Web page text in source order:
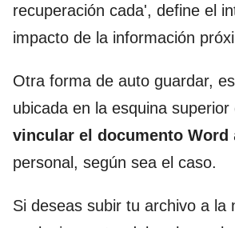
recuperación cada', define el
impacto de la información
Otra forma de auto guardar,
ubicada en la esquina
vincular el documento Word
personal, según sea el caso.
Si deseas subir tu archivo a